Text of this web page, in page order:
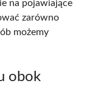
na pojawiające
zarówno
możemy
obok